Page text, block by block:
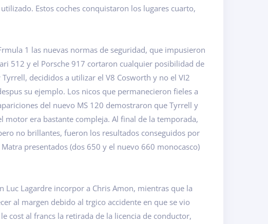
Estos coches conquistaron los lugares cuarto,
1 las nuevas normas de seguridad, que impusieron
512 y el Porsche 917 cortaron cualquier posibilidad de
decididos a utilizar el V8 Cosworth y no el VI2
su ejemplo. Los nicos que permanecieron fieles a
del nuevo MS 120 demostraron que Tyrrell y
motor era bastante compleja. Al final de la temporada,
no brillantes, fueron los resultados conseguidos por
presentados (dos 650 y el nuevo 660 monocasco)
Luc Lagardre incorpor a Chris Amon, mientras que la
al margen debido al trgico accidente en que se vio
cost al francs la retirada de la licencia de conductor,